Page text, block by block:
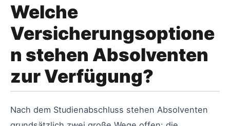
Welche
Versicherungsoptione
n stehen Absolventen
zur Verfügung?
Nach dem Studienabschluss stehen Absolventen